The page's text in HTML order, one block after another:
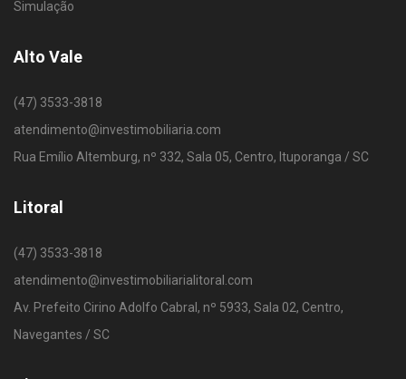
Simulação
Alto Vale
(47) 3533-3818
atendimento@investimobiliaria.com
Rua Emílio Altemburg, nº 332, Sala 05, Centro, Ituporanga / SC
Litoral
(47) 3533-3818
atendimento@investimobiliarialitoral.com
Av. Prefeito Cirino Adolfo Cabral, nº 5933, Sala 02, Centro,
Navegantes / SC